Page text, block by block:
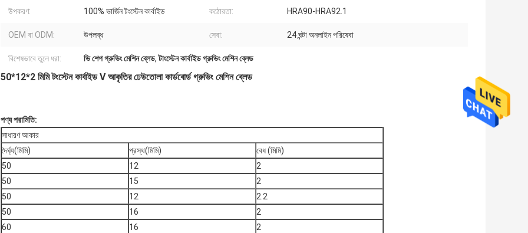
উপকরণ: 100% ভার্জিন টংস্টেন কার্বাইড কঠোরতা: HRA90-HRA92.1
OEM বা ODM: উপলব্ধ সেবা: 24 ঘন্টা অনলাইন পরিষেবা
বিশেষভাবে তুলে ধরা: ভি শেপ গ্রুভিং মেশিন ব্লেড,টাংস্টেন কার্বাইড গ্রুভিং মেশিন ব্লেড
50*12*2 মিমি টংস্টেন কার্বাইড V আকৃতির ঢেউতোলা কার্ডবোর্ড গ্রুভিং মেশিন ব্লেড
পণ্য পরামিতি:
সাধারণ আকার
দৈর্ঘ্য(মিমি)
প্রস্থ(মিমি)
বেধ (মিমি)
50
12
2
50
15
2
50
12
2.2
50
16
2
60
16 2